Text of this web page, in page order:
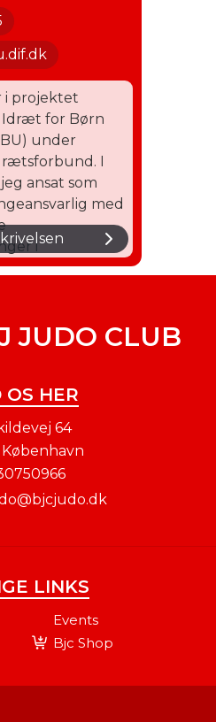
i projektet
Idræt for Børn
under
I
ansat som
med
i
Østerbro
med
har jeg til
der sætter
over de
med særligt
af børne-
JUDO CLUB
OS HER
64
LINKS
Events
Bjc Shop